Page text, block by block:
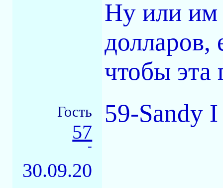
Ну или им
долларов,
чтобы эта
Гость
57
-
30.09.20
59-Sandy